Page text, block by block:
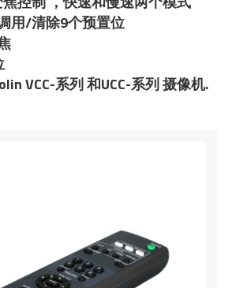
用/清除9个预置位
VCC-系列 和UCC-系列 摄像机.